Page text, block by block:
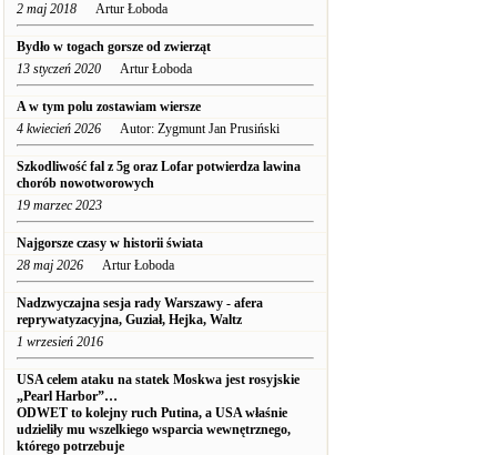
2 maj 2018 Artur Łoboda
Bydło w togach gorsze od zwierząt
13 styczeń 2020 Artur Łoboda
A w tym polu zostawiam wiersze
4 kwiecień 2026 Autor: Zygmunt Jan Prusiński
Szkodliwość fal z 5g oraz Lofar potwierdza lawina
chorób nowotworowych
19 marzec 2023
Najgorsze czasy w historii świata
28 maj 2026 Artur Łoboda
Nadzwyczajna sesja rady Warszawy - afera
reprywatyzacyjna, Guział, Hejka, Waltz
1 wrzesień 2016
USA celem ataku na statek Moskwa jest rosyjskie
„Pearl Harbor”…
ODWET to kolejny ruch Putina, a USA właśnie
udzieliły mu wszelkiego wsparcia wewnętrznego,
którego potrzebuje